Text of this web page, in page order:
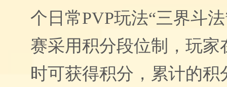
个日常PVP玩法“三界斗法
赛采用积分段位制，玩家
时可获得积分，累计的积